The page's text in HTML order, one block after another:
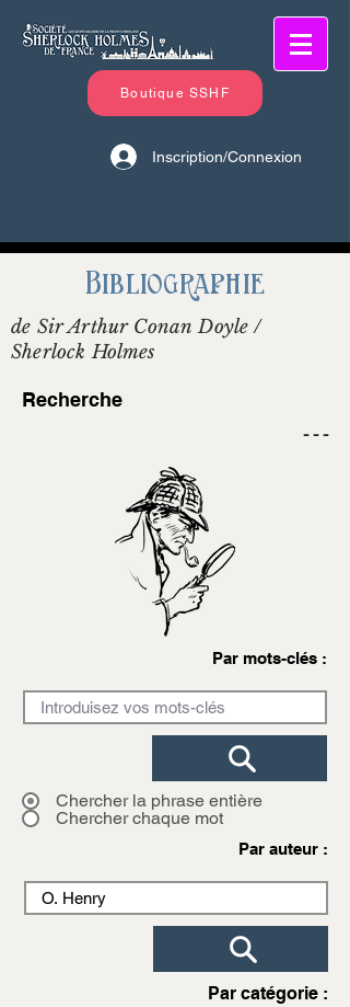
Boutique SSHF
Inscription/Connexion
Bibliographie
de Sir Arthur Conan Doyle /
Sherlock Holmes
Recherche
- - -
Par mots-clés :
Chercher la phrase entière
Chercher chaque mot
Par auteur :
Par catégorie :